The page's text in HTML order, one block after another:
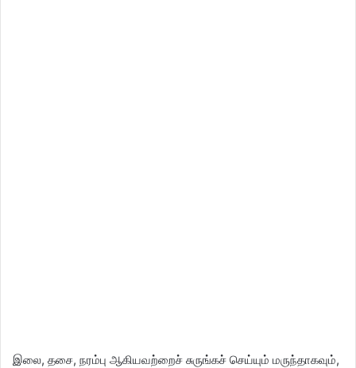
இலை, தசை, நரம்பு ஆகியவற்றைச் சுருங்கச் செய்யும் மருந்தாகவும்,